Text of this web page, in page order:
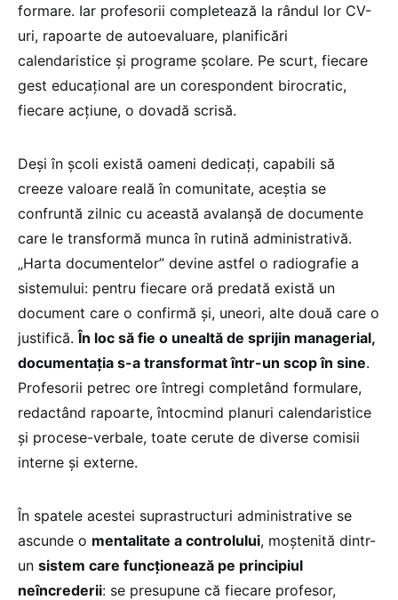
formare. Iar profesorii completează la rândul lor CV-
uri, rapoarte de autoevaluare, planificări
calendaristice și programe școlare. Pe scurt, fiecare
gest educațional are un corespondent birocratic,
fiecare acțiune, o dovadă scrisă.
Deși în școli există oameni dedicați, capabili să
creeze valoare reală în comunitate, aceștia se
confruntă zilnic cu această avalanșă de documente
care le transformă munca în rutină administrativă.
„Harta documentelor” devine astfel o radiografie a
sistemului: pentru fiecare oră predată există un
document care o confirmă și, uneori, alte două care o
justifică.În loc să fie o unealtă de sprijin managerial,
documentația s-a transformat într-un scop în sine.
Profesorii petrec ore întregi completând formulare,
redactând rapoarte, întocmind planuri calendaristice
și procese-verbale, toate cerute de diverse comisii
interne și externe.
În spatele acestei suprastructuri administrative se
ascunde o mentalitate a controlului, moștenită dintr-
un sistem care funcționează pe principiul
neîncrederii: se presupune că fiecare profesor,